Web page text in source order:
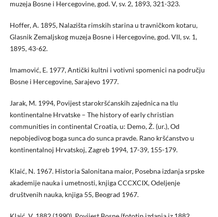
muzeja Bosne i Hercegovine, god. V, sv. 2, 1893, 321-323.
Hoffer, A. 1895, Nalazišta rimskih starina u travničkom kotaru,
Glasnik Zemaljskog muzeja Bosne i Hercegovine, god. VII, sv. 1,
1895, 43-62.
Imamović, E. 1977, Antički kultni i votivni spomenici na području
Bosne i Hercegovine, Sarajevo 1977.
Jarak, M. 1994, Povijest starokršćanskih zajednica na tlu
kontinentalne Hrvatske – The history of early christian
communities in continental Croatia, u: Demo, Ž. (ur.), Od
nepobjedivog boga sunca do sunca pravde. Rano kršćanstvo u
kontinentalnoj Hrvatskoj, Zagreb 1994, 17-39, 155-179.
Klaić, N. 1967. Historia Salonitana maior, Posebna izdanja srpske
akademije nauka i umetnosti, knjiga CCCXCIX, Odeljenje
društvenih nauka, knjiga 55, Beograd 1967.